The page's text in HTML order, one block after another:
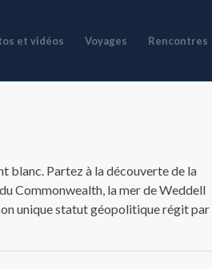
et vidéos Voyages Rencontres
blanc. Partez à la découverte de la
Commonwealth, la mer de Weddell
unique statut géopolitique régit par